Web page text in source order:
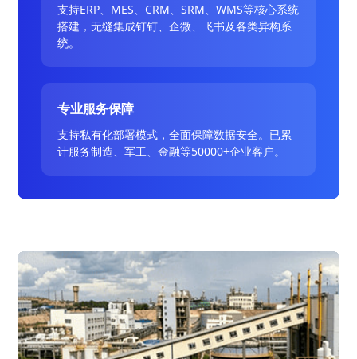
支持ERP、MES、CRM、SRM、WMS等核心系统
搭建，无缝集成钉钉、企微、飞书及各类异构系
统。
专业服务保障
支持私有化部署模式，全面保障数据安全。已累
计服务制造、军工、金融等50000+企业客户。